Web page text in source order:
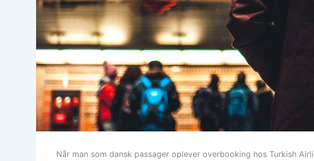
Når man som dansk passager oplever overbooking hos Turkish